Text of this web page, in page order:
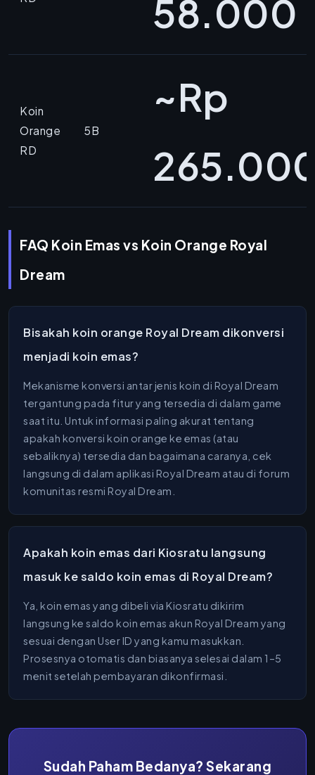
58.000
Koin
Orange
RD
5B
~Rp
FAQ Koin Emas vs Koin Orange Royal
Dream
Bisakah koin orange Royal Dream dikonversi
menjadi koin emas?
Mekanisme konversi antar jenis koin di Royal Dream
tergantung pada fitur yang tersedia di dalam game
saat itu. Untuk informasi paling akurat tentang
apakah konversi koin orange ke emas (atau
sebaliknya) tersedia dan bagaimana caranya, cek
langsung di dalam aplikasi Royal Dream atau di forum
komunitas resmi Royal Dream.
Apakah koin emas dari Kiosratu langsung
masuk ke saldo koin emas di Royal Dream?
Ya, koin emas yang dibeli via Kiosratu dikirim
langsung ke saldo koin emas akun Royal Dream yang
sesuai dengan User ID yang kamu masukkan.
Prosesnya otomatis dan biasanya selesai dalam 1–5
menit setelah pembayaran dikonfirmasi.
Sudah Paham Bedanya? Sekarang